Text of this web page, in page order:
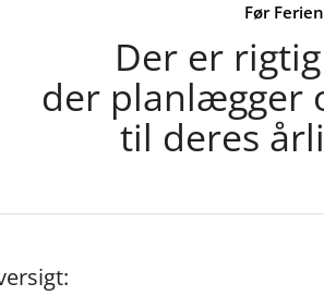
Før
Der er
der planlægger
til deres